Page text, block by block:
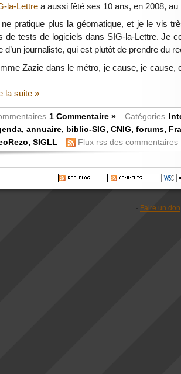
la-Lettre a aussi fêté ses 10 ans, en 2008, au
pratique plus la géomatique, et je le vis
de tests de logiciels dans SIG-la-Lettre. Je
d’un journaliste, qui est plutôt de prendre du
Zazie dans le métro, je cause, je cause,
la suite »
1 Commentaire » Catégories
, annuaire, biblio-SIG, CNIG, forums,
, SIGLL Flux rss des commentaires
- Faire un don